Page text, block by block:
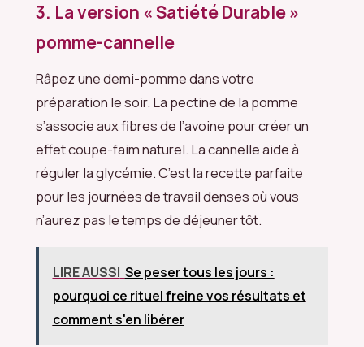
3. La version « Satiété Durable »
pomme-cannelle
Râpez une demi-pomme dans votre
préparation le soir. La pectine de la pomme
s’associe aux fibres de l’avoine pour créer un
effet coupe-faim naturel. La cannelle aide à
réguler la glycémie. C’est la recette parfaite
pour les journées de travail denses où vous
n’aurez pas le temps de déjeuner tôt.
LIRE AUSSI Se peser tous les jours :
pourquoi ce rituel freine vos résultats et
comment s'en libérer